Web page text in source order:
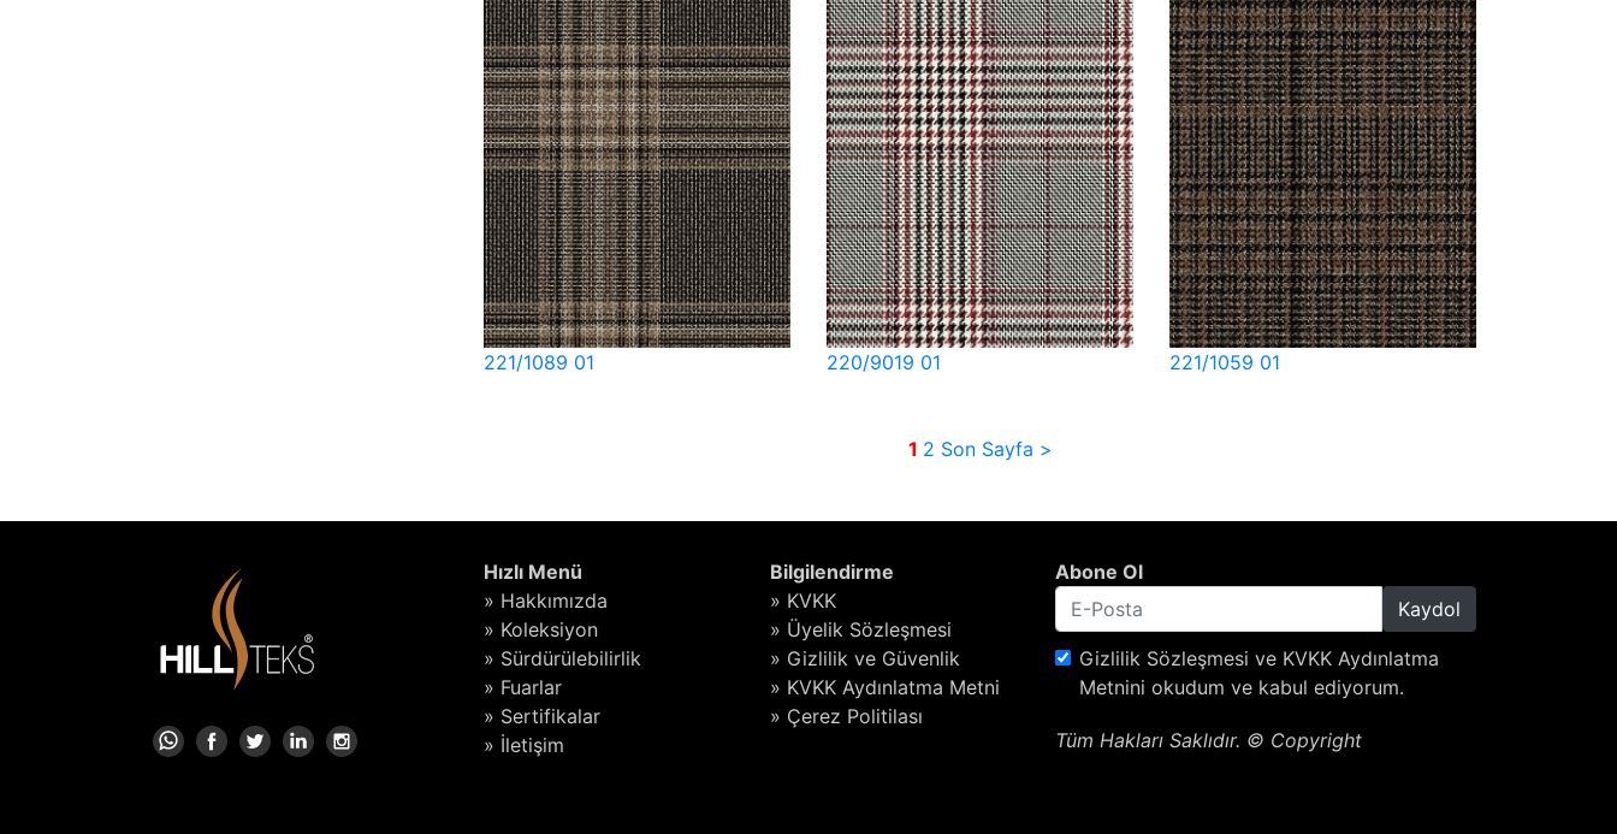
221/1089 01 220/9019 01 221/1059 01
1 2 Son Sayfa >
Hızlı Menü
» Hakkımızda
» Koleksiyon
» Sürdürülebilirlik
» Fuarlar
» Sertifikalar
» İletişim
Bilgilendirme
» KVKK
» Üyelik Sözleşmesi
» Gizlilik ve Güvenlik
» KVKK Aydınlatma Metni
» Çerez Politilası
Abone Ol
Kaydol
Gizlilik Sözleşmesi ve KVKK Aydınlatma
Metnini okudum ve kabul ediyorum.
Tüm Hakları Saklıdır. © Copyright